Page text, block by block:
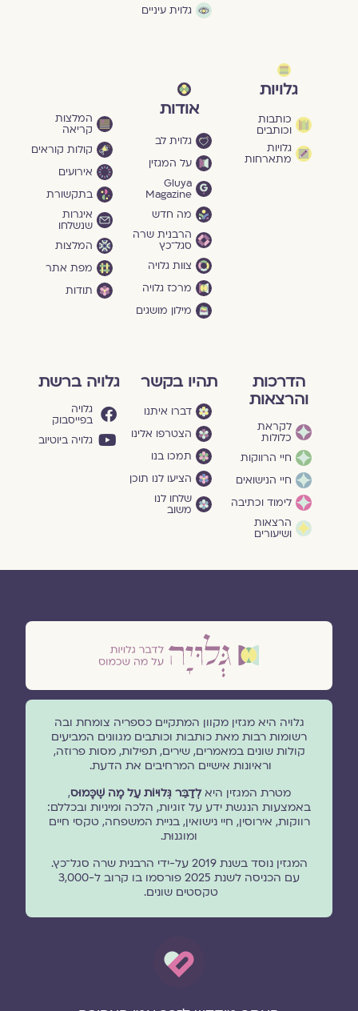
גלוית עיניים
גלויות
כותבות
וכותבים
גלויות
מתארחות
אודות
גלוית לב
על המגזין
Gluya
Magazine
מה חדש
הרבנית שרה
סגל־כץ
צוות גלויה
מרכז גלויה
מילון מושגים
המלצות
קריאה
קולות קוראים
אירועים
בתקשורת
איגרות
שנשלחו
המלצות
מפת אתר
תודות
הדרכות
והרצאות
לקראת
כלולות
חיי הרווקות
חיי הנישואים
לימוד וכתיבה
הרצאות
ושיעורים
תהיו בקשר
דברו איתנו
הצטרפו אלינו
תמכו בנו
הציעו לנו תוכן
שלחו לנו
משוב
גלויה ברשת
גלויה
בפייסבוק
גלויה ביוטיוב
גלויה היא מגזין מקוון המתקיים כספריה צומחת ובה
רשומות רבות מאת כותבות וכותבים מגוונים המביעים
קולות שונים במאמרים, שירים, תפילות, מסות פרוזה,
וראיונות אישיים המרחיבים את הדעת.
מטרת המגזין היאלְדַבֵּר גְּלוּיוֹת עַל מָה שֶׁכָּמוּס,
באמצעות הנגשת ידע על זוגיות, הלכה ומיניות ובכללם:
רווקות, אירוסין, חיי נישואין, בניית המשפחה, טקסי חיים
ומוגנוּת.
המגזין נוסד בשנת 2019 על-ידי הרבנית שרה סגל־כץ.
עם הכניסה לשנת 2025 פורסמו בו קרוב ל-3,000
טקסטים שונים.